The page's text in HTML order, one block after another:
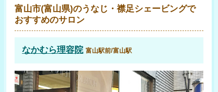
なかむら理容院
(富山/富山市)
￥6,000
(東岩瀬/富山市)
￥3,850
BLOOD
(富山大町/富山市)
grace 雅
(越中八尾/富山市)
￥4,000
富山市(富山県)のうなじ・襟足シェービングで
おすすめのサロン
なかむら理容院富山駅前/富山駅